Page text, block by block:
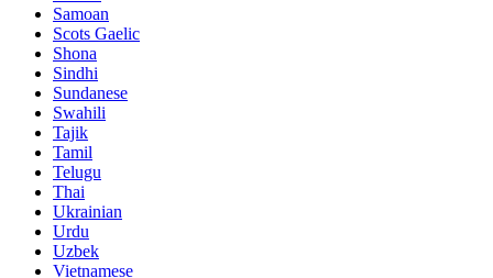
Samoan
Scots Gaelic
Shona
Sindhi
Sundanese
Swahili
Tajik
Tamil
Telugu
Thai
Ukrainian
Urdu
Uzbek
Vietnamese